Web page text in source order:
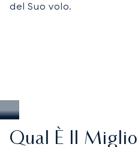
del Suo volo.
Qual È Il